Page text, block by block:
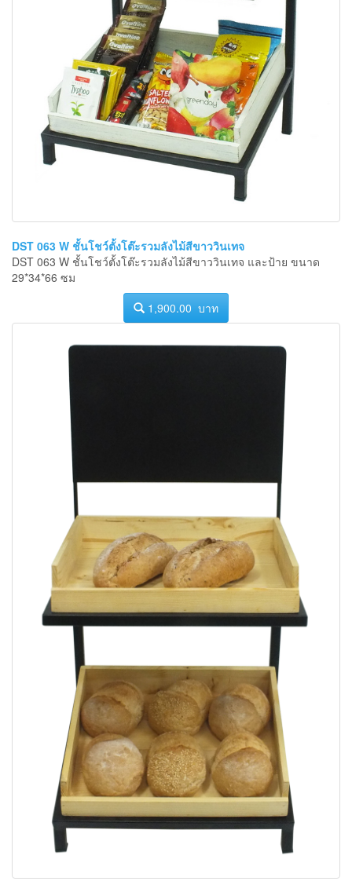
DST 063 W ชั้นโชว์ตั้งโต๊ะรวมลังไม้สีขาววินเทจ
DST 063 W ชั้นโชว์ตั้งโต๊ะรวมลังไม้สีขาววินเทจ และป้าย ขนาด
29*34*66 ซม
1,900.00 บาท